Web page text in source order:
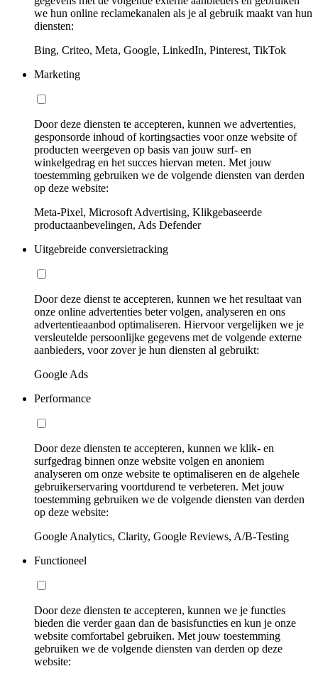
we hun online reclamekanalen als je al gebruik maakt van hun
diensten:
Bing, Criteo, Meta, Google, LinkedIn, Pinterest, TikTok
Marketing
Door deze diensten te accepteren, kunnen we advertenties,
gesponsorde inhoud of kortingsacties voor onze website of
producten weergeven op basis van jouw surf- en
winkelgedrag en het succes hiervan meten. Met jouw
toestemming gebruiken we de volgende diensten van derden
op deze website:
Meta-Pixel, Microsoft Advertising, Klikgebaseerde
productaanbevelingen, Ads Defender
Uitgebreide conversietracking
Door deze dienst te accepteren, kunnen we het resultaat van
onze online advertenties beter volgen, analyseren en ons
advertentieaanbod optimaliseren. Hiervoor vergelijken we je
versleutelde persoonlijke gegevens met de volgende externe
aanbieders, voor zover je hun diensten al gebruikt:
Google Ads
Performance
Door deze diensten te accepteren, kunnen we klik- en
surfgedrag binnen onze website volgen en anoniem
analyseren om onze website te optimaliseren en de algehele
gebruikerservaring voortdurend te verbeteren. Met jouw
toestemming gebruiken we de volgende diensten van derden
op deze website:
Google Analytics, Clarity, Google Reviews, A/B-Testing
Functioneel
Door deze diensten te accepteren, kunnen we je functies
bieden die verder gaan dan de basisfuncties en kun je onze
website comfortabel gebruiken. Met jouw toestemming
gebruiken we de volgende diensten van derden op deze
website: